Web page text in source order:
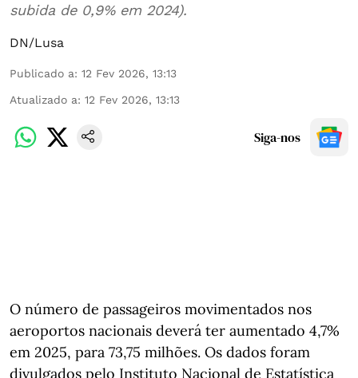
subida de 0,9% em 2024).
DN/Lusa
Publicado a: 12 Fev 2026, 13:13
Atualizado a: 12 Fev 2026, 13:13
Siga-nos
O número de passageiros movimentados nos
aeroportos nacionais deverá ter aumentado 4,7%
em 2025, para 73,75 milhões. Os dados foram
divulgados pelo Instituto Nacional de Estatística